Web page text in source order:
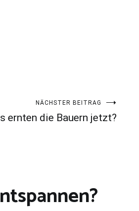
NÄCHSTER BEITRAG
ernten die Bauern jetzt?